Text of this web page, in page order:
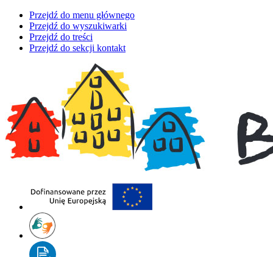
Przejdź do menu głównego
Przejdź do wyszukiwarki
Przejdź do treści
Przejdź do sekcji kontakt